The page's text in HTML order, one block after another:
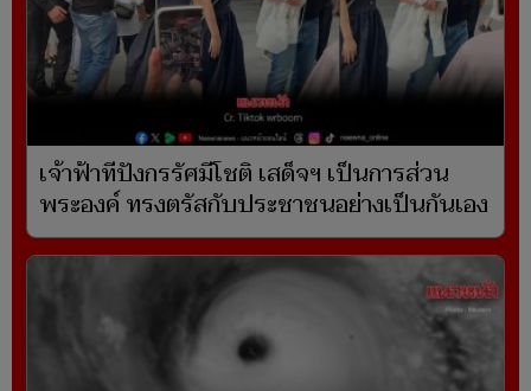
เจ้าฟ้าทีปังกรรัศมีโชติ เสด็จฯ เป็นการส่วน
พระองค์ ทรงตรัสกับประชาชนอย่างเป็นกันเอง